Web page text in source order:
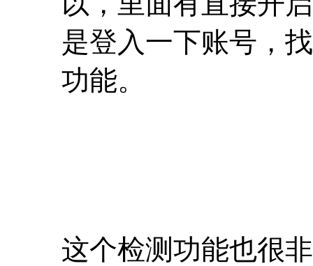
是登入一下账号，
功能。
这个检测功能也很